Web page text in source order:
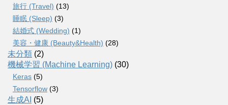
旅行 (Travel) (13)
睡眠 (Sleep) (3)
結婚式 (Wedding) (1)
美容・健康 (Beauty&Health) (28)
未分類 (2)
機械学習 (Machine Learning) (30)
Keras (5)
Tensorflow (3)
生成AI (5)